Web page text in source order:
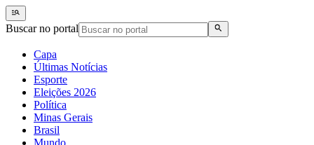
Buscar no portal
Capa
Últimas Notícias
Esporte
Eleições 2026
Política
Minas Gerais
Brasil
Mundo